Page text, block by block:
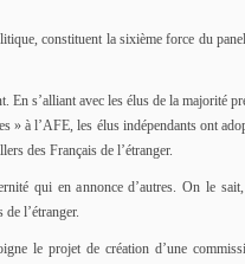
constituent la sixième force du
En s’alliant avec les élus de la majorité
» à l’AFE, les élus indépendants ont
des Français de l’étranger.
qui en annonce d’autres. On le
l’étranger.
le projet de création d’une